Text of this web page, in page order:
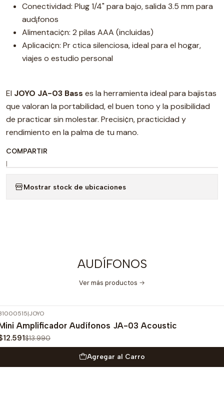
Conectividad: Plug 1/4" para bajo, salida 3.5 mm para
aud¡fonos
Alimentaci¢n: 2 pilas AAA (incluidas)
Aplicaci¢n: Pr ctica silenciosa, ideal para el hogar,
viajes o estudio personal
El JOYO JA-03 Bass es la herramienta ideal para bajistas
que valoran la portabilidad, el buen tono y la posibilidad
de practicar sin molestar. Precisi¢n, practicidad y
rendimiento en la palma de tu mano.
COMPARTIR
|
Mostrar stock de ubicaciones
AUDÍFONOS
Ver más productos
OFF
|JOYO
Amplificador Audífonos JA-03 Acoustic
$13.990
Agregar al Carro